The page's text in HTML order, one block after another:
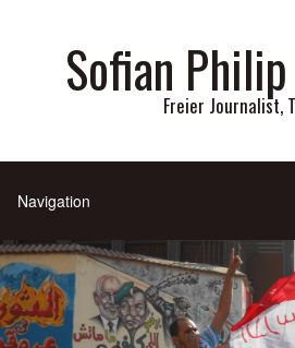
Sofian
Freier Journalist,